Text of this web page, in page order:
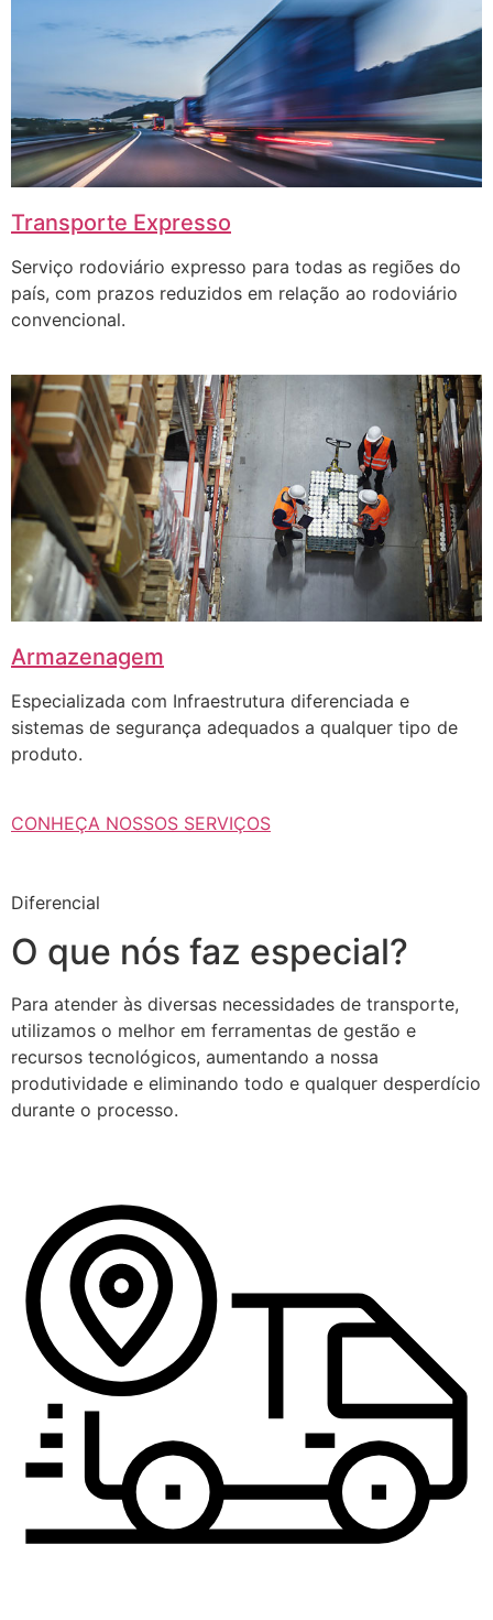
Transporte Expresso
Serviço rodoviário expresso para todas as regiões do
país, com prazos reduzidos em relação ao rodoviário
convencional.
Armazenagem
Especializada com Infraestrutura diferenciada e
sistemas de segurança adequados a qualquer tipo de
produto.
CONHEÇA NOSSOS SERVIÇOS
Diferencial
O que nós faz especial?
Para atender às diversas necessidades de transporte,
utilizamos o melhor em ferramentas de gestão e
recursos tecnológicos, aumentando a nossa
produtividade e eliminando todo e qualquer desperdício
durante o processo.